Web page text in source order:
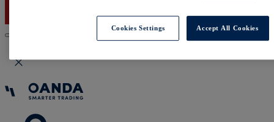
Cookies Settings Accept All Cookies